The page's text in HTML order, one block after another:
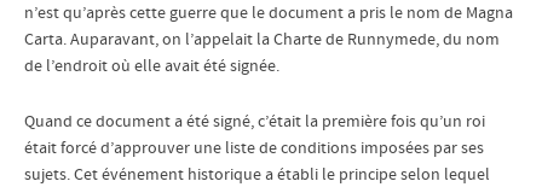
n’est qu’après cette guerre que le document a pris le nom de Magna
Carta. Auparavant, on l’appelait la Charte de Runnymede, du nom
de l’endroit où elle avait été signée.
Quand ce document a été signé, c’était la première fois qu’un roi
était forcé d’approuver une liste de conditions imposées par ses
sujets. Cet événement historique a établi le principe selon lequel